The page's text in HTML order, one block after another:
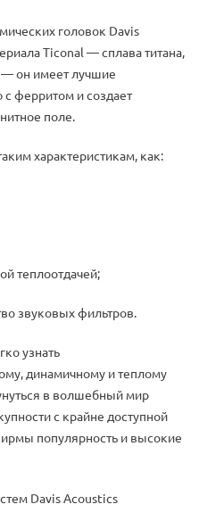
головок Davis
Ticonal — сплава титана,
он имеет лучшие
с ферритом и создает
поле.
характеристикам, как:
теплоотдачей;
звуковых фильтров.
узнать
, динамичному и теплому
в волшебный мир
с крайне доступной
популярность и высокие
Davis Acoustics